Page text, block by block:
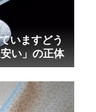
いますどう
い」の正体